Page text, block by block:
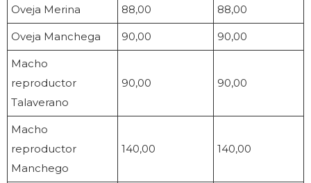
Oveja Merina 88,00 88,00
Oveja Manchega 90,00 90,00
Macho
reproductor
Talaverano
90,00 90,00
Macho
reproductor
Manchego
140,00 140,00